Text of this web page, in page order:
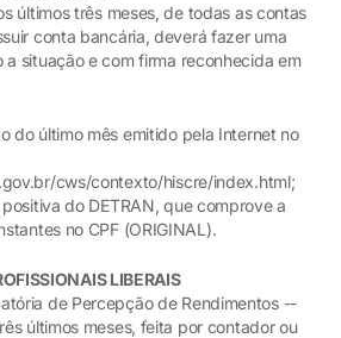
últimos três meses, de todas as contas
conta bancária, deverá fazer uma
situação e com firma reconhecida em
do último mês emitido pela Internet no
cws/contexto/hiscre/index.html;
do DETRAN, que comprove a
no CPF (ORIGINAL).
LIBERAIS
de Percepção de Rendimentos --
últimos meses, feita por contador ou